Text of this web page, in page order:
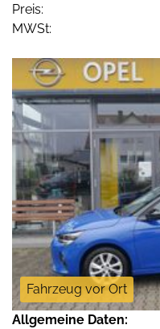
Preis:
MWSt:
Fahrzeug vor Ort
Allgemeine Daten: